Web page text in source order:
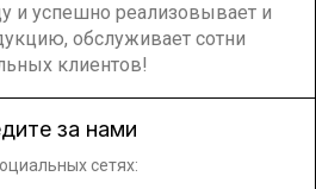
и успешно реализовывает и
обслуживает сотни
клиентов!
за нами
сетях: